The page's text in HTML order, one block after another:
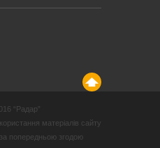
“Радар”
матеріалів сайту
попередньою згодою